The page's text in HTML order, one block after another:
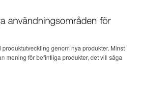
genom nya produkter. Minst
mening för befintliga produkter, det vill säga